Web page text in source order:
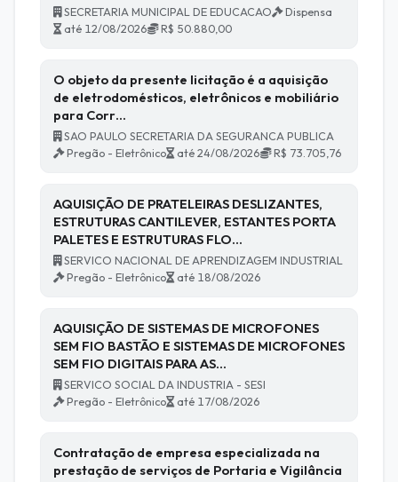
SECRETARIA MUNICIPAL DE EDUCACAO
Dispensa
até 12/08/2026
R$ 50.880,00
O objeto da presente licitação é a aquisição
de eletrodomésticos, eletrônicos e mobiliário
para Corr…
SAO PAULO SECRETARIA DA SEGURANCA PUBLICA
Pregão - Eletrônico
até 24/08/2026 R$ 73.705,76
AQUISIÇÃO DE PRATELEIRAS DESLIZANTES,
ESTRUTURAS CANTILEVER, ESTANTES PORTA
PALETES E ESTRUTURAS FLO…
SERVICO NACIONAL DE APRENDIZAGEM INDUSTRIAL
Pregão - Eletrônico
até 18/08/2026
AQUISIÇÃO DE SISTEMAS DE MICROFONES
SEM FIO BASTÃO E SISTEMAS DE MICROFONES
SEM FIO DIGITAIS PARA AS…
SERVICO SOCIAL DA INDUSTRIA - SESI
Pregão - Eletrônico
até 17/08/2026
Contratação de empresa especializada na
prestação de serviços de Portaria e Vigilância